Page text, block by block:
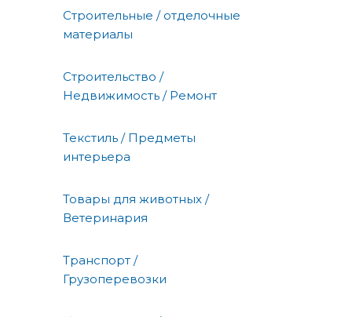
Строительные / отделочные
материалы
Строительство /
Недвижимость / Ремонт
Текстиль / Предметы
интерьера
Товары для животных /
Ветеринария
Транспорт /
Грузоперевозки